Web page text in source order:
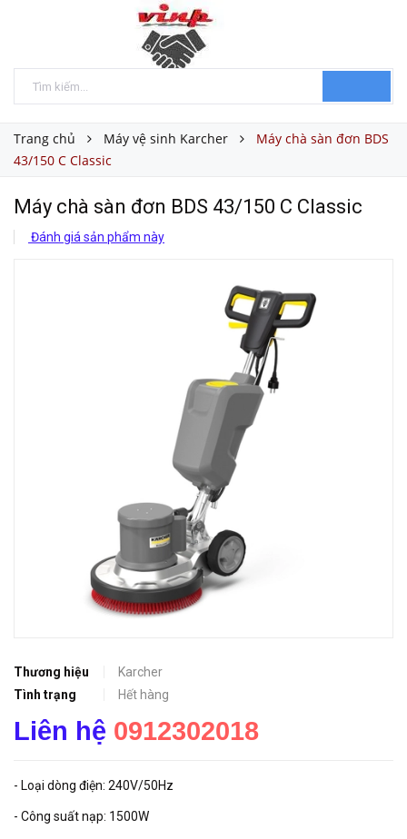
Trang chủ Máy vệ sinh Karcher
Máy chà sàn đơn BDS
43/150 C Classic
Máy chà sàn đơn BDS 43/150 C Classic
Đánh giá sản phẩm này
Thương hiệu
Karcher
Tình trạng
Hết hàng
Liên hệ 0912302018
- Loại dòng điện: 240V/50Hz
- Công suất nạp: 1500W